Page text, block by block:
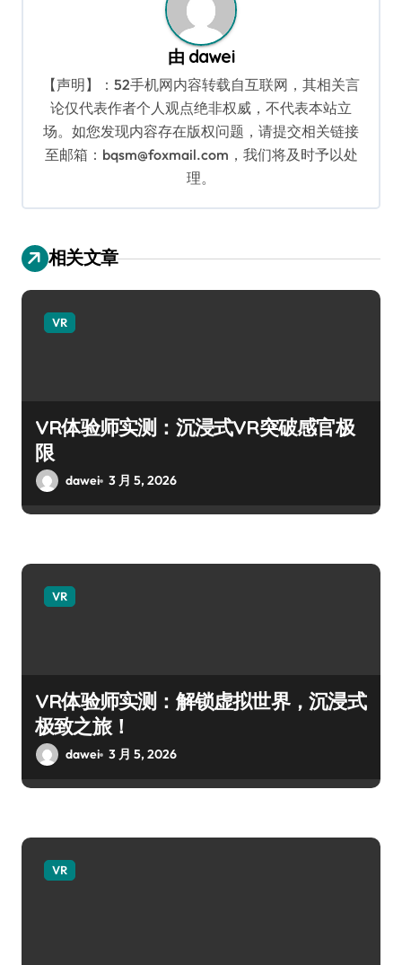
由 dawei
【声明】：52手机网内容转载自互联网，其相关言
论仅代表作者个人观点绝非权威，不代表本站立
场。如您发现内容存在版权问题，请提交相关链接
至邮箱：bqsm@foxmail.com，我们将及时予以处
理。
相关文章
VR
VR体验师实测：沉浸式VR突破感官极
限
dawei 3 月 5, 2026
VR
VR体验师实测：解锁虚拟世界，沉浸式
极致之旅！
dawei 3 月 5, 2026
VR